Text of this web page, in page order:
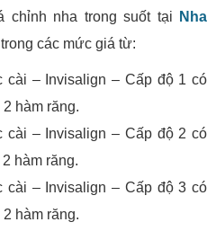
chỉnh nha trong suốt tại
Nha
các mức giá từ:
cài – Invisalign – Cấp độ 1 có
hàm răng.
cài – Invisalign – Cấp độ 2 có
hàm răng.
cài – Invisalign – Cấp độ 3 có
hàm răng.